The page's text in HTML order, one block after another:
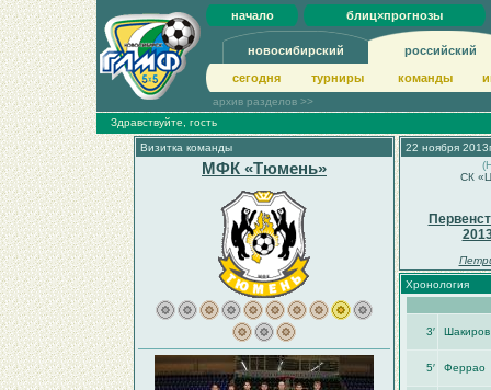
начало блиц×прогнозы
новосибирский российский
сегодня турниры команды
архив разделов >>
Здравствуйте, гость
Визитка команды
МФК «Тюмень»
22 ноября
СК
Хронология
3′ Шакиров
5′ Феррао